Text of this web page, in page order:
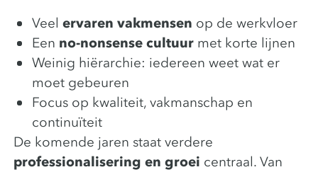
Veelervaren vakmensen op de werkvloer
Een no-nonsense cultuur met korte lijnen
Weinig hiërarchie: iedereen weet wat er
moet gebeuren
Focus op kwaliteit, vakmanschap en
continuïteit
De komende jaren staat verdere
professionalisering en groei centraal. Van